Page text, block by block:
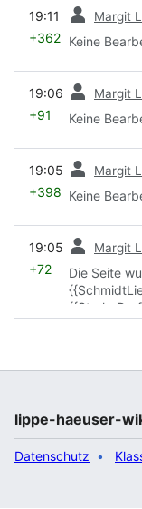
19:11 Margit
+362 Keine
19:06 Margit
+91 Keine
19:05 Margit
+398 Keine
19:05 Margit
+72
Die Seite
lippe-haeuser-
Datenschutz